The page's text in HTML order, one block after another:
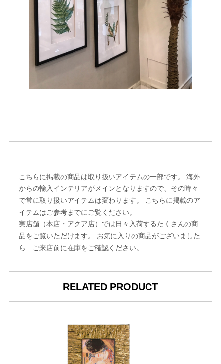
こちらに掲載の商品は取り扱いアイテムの一部です。 海外
からの輸入インテリアがメインとなりますので、その時々
で常に取り扱いアイテムは変わります。 こちらに掲載のア
イテムはご参考までにご覧ください。
実店舗（本店・アクア店）では日々入荷するたくさんの商
品をご覧いただけます。 お気に入りの商品がございました
ら ご来店前に在庫をご確認ください。
RELATED PRODUCT